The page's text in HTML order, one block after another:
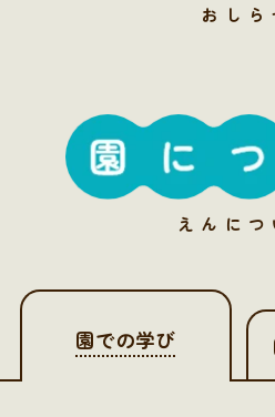
おしら
えんにつ
園での学び